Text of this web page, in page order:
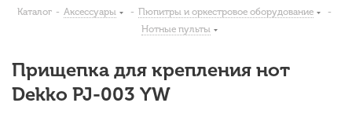
Каталог - Аксессуары - Пюпитры и оркестровое оборудование
-
Нотные пульты
Прищепка для крепления нот
Dekko PJ-003 YW